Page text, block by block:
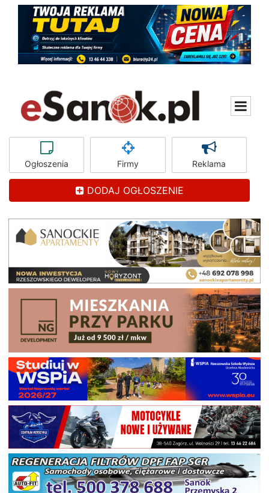
Ogłoszenia Firmy Reklama
DODAJ OGŁOSZENIE